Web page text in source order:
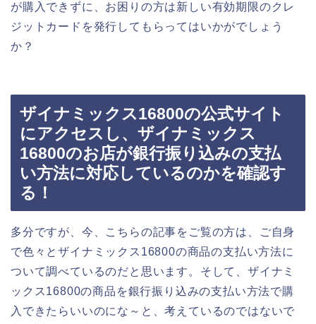
が購入できずに、お困りの方は新しい有効期限のクレ
ジットカードを発行してもらってはいかがでしょう
か？
ザイナミックス16800の公式サイト
にアクセスし、ザイナミックス
16800のお店が銀行振り込みの支払
い方法に対応しているのかを確認す
る！
多分ですが、今、こちらの記事をご覧の方は、ご自身
で色々とザイナミックス16800の商品の支払い方法に
ついて調べているのだと思います。そして、ザイナミ
ックス16800の商品を銀行振り込みの支払い方法で購
入できたらいいのにな～と、考えているのではないで